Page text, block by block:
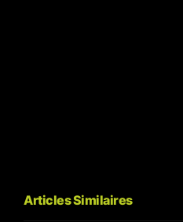
Articles Similaires